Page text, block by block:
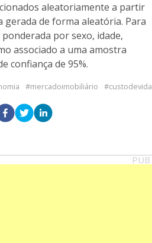
aleatoriamente a partir
gerada de forma aleatória. Para
por sexo, idade,
associado a uma amostra
confiança de 95%.
mercadoimobiliário custodevida
PUB